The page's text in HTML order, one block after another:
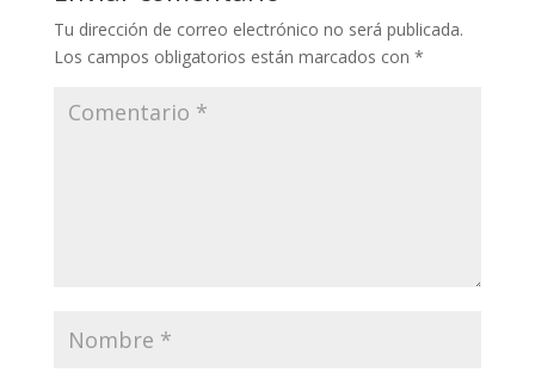
Tu dirección de correo electrónico no será publicada.
Los campos obligatorios están marcados con *